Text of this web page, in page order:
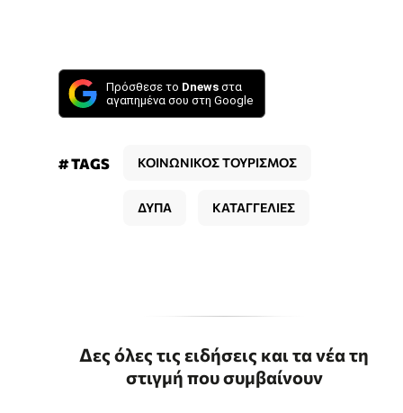
Πρόσθεσε το Dnews στα
αγαπημένα σου στη Google
# TAGS ΚΟΙΝΩΝΙΚΟΣ ΤΟΥΡΙΣΜΟΣ
ΔΥΠΑ ΚΑΤΑΓΓΕΛΙΕΣ
Δες όλες τις ειδήσεις και τα νέα τη
στιγμή που συμβαίνουν